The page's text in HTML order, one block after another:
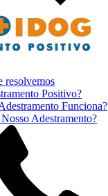
Positivo
resolvemos
Positivo?
Funciona?
Adestramento?